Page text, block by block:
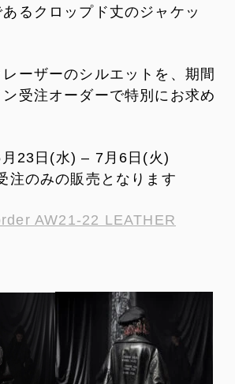
るクロップド丈のジャケッ
ーザーのシルエットを、期間
受注オーダーで特別にお求め
23日(水) – 7月6日(火)
注のみの販売となります
AW21-22 LEATHER